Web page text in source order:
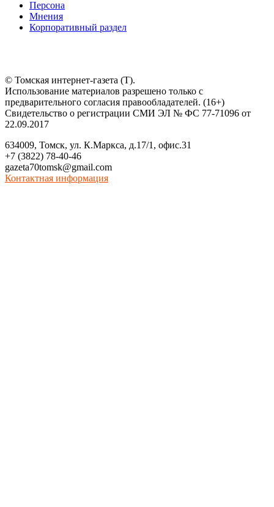
Персона
Мнения
Корпоративный раздел
© Томская интернет-газета (Т).
Использование материалов разрешено только с
предварительного согласия правообладателей. (16+)
Свидетельство о регистрации СМИ ЭЛ № ФС 77-71096 от
22.09.2017
634009, Томск, ул. К.Маркса, д.17/1, офис.31
+7 (3822) 78-40-46
gazeta70tomsk@gmail.com
Контактная информация